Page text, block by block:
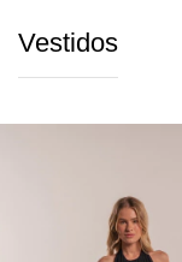
Vestidos